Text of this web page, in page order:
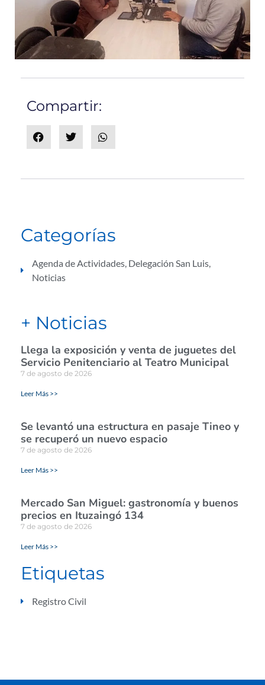
Compartir:
Categorías
Agenda de Actividades, Delegación San Luis,
Noticias
+ Noticias
Llega la exposición y venta de juguetes del
Servicio Penitenciario al Teatro Municipal
7 de agosto de 2026
Leer Más >>
Se levantó una estructura en pasaje Tineo y
se recuperó un nuevo espacio
7 de agosto de 2026
Leer Más >>
Mercado San Miguel: gastronomía y buenos
precios en Ituzaingó 134
7 de agosto de 2026
Leer Más >>
Etiquetas
Registro Civil